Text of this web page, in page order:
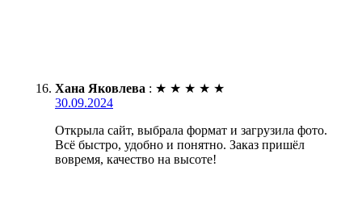
Хана Яковлева : ★ ★ ★ ★ ★
30.09.2024
Открыла сайт, выбрала формат и загрузила фото.
Всё быстро, удобно и понятно. Заказ пришёл
вовремя, качество на высоте!